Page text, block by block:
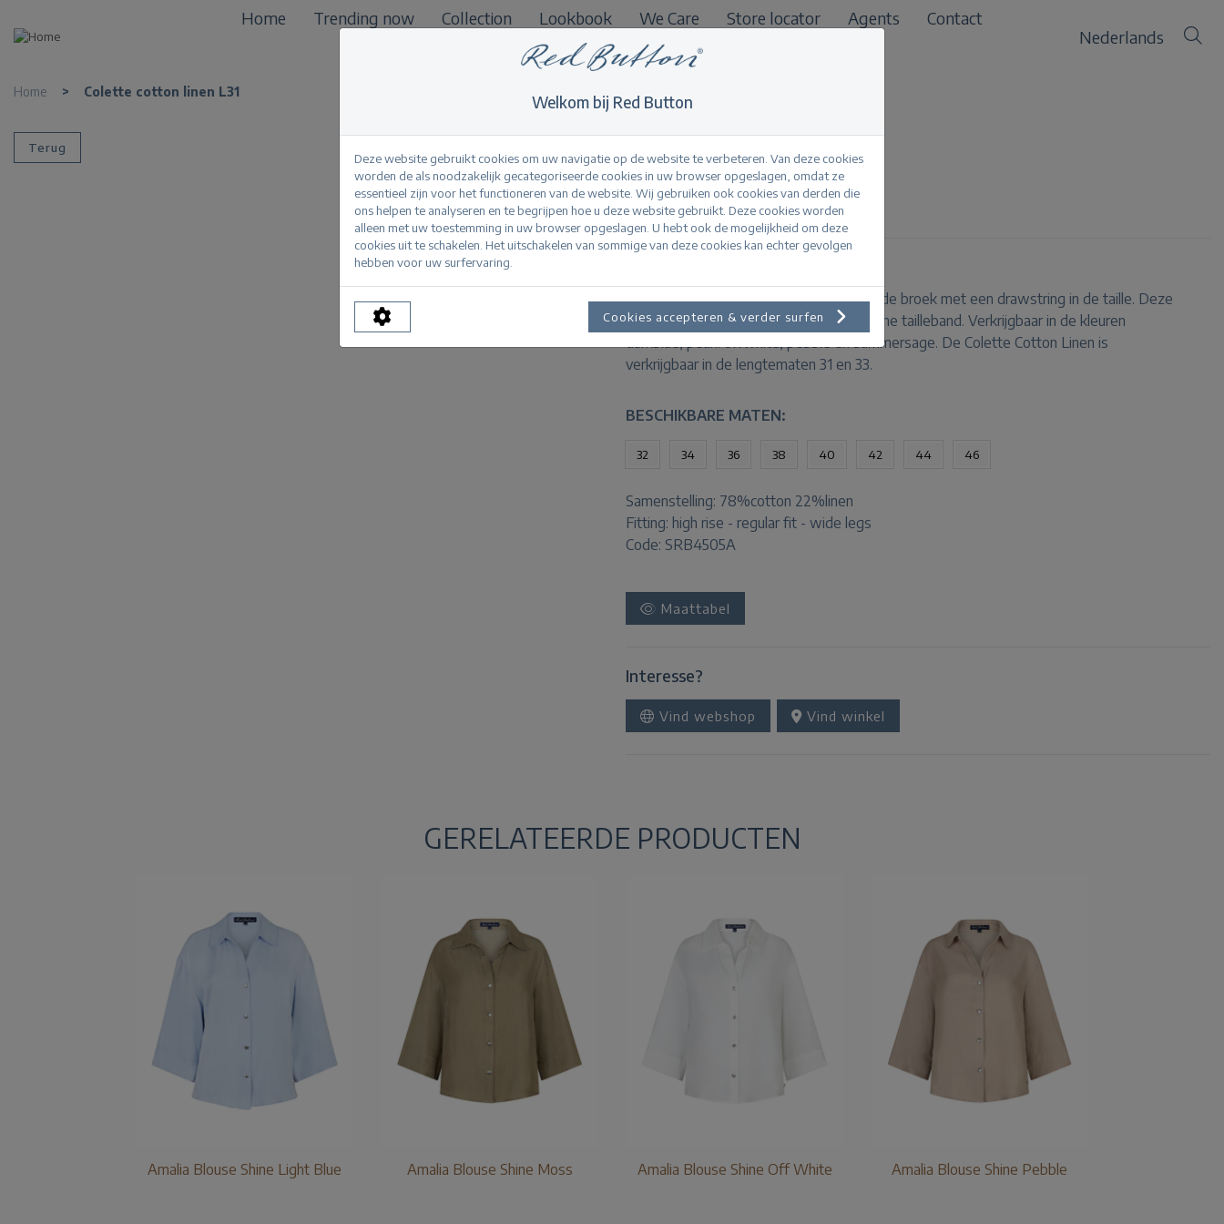
Home Trending now Collection Lookbook We Care Store locator Agents
Contact
B2B
Nederlands
Home > Colette cotton linen L31
Terug
Colette cotton linen pearl
De Colette Cotton Linen is een linnen wijde broek met een drawstring in de taille. Deze
broek heeft steekzakken en een elastische tailleband. Verkrijgbaar in de kleuren
darkblue, pearl. offwhite, pebble en summersage. De Colette Cotton Linen is
verkrijgbaar in de lengtematen 31 en 33.
BESCHIKBARE MATEN:
32 34 36 38 40 42 44 46
Samenstelling: 78%cotton 22%linen
Fitting: high rise - regular fit - wide legs
Code: SRB4505A
Maattabel
Interesse?
Vind webshop Vind winkel
GERELATEERDE PRODUCTEN
Amalia Blouse Shine Light Blue Amalia Blouse Shine Moss Amalia Blouse Shine Off White Amalia Blouse Shine Pebble
Welkom bij Red Button
Deze website gebruikt cookies om uw navigatie op de website te verbeteren. Van deze cookies
worden de als noodzakelijk gecategoriseerde cookies in uw browser opgeslagen, omdat ze
essentieel zijn voor het functioneren van de website. Wij gebruiken ook cookies van derden die
ons helpen te analyseren en te begrijpen hoe u deze website gebruikt. Deze cookies worden
alleen met uw toestemming in uw browser opgeslagen. U hebt ook de mogelijkheid om deze
cookies uit te schakelen. Het uitschakelen van sommige van deze cookies kan echter gevolgen
hebben voor uw surfervaring.
Cookies accepteren & verder surfen